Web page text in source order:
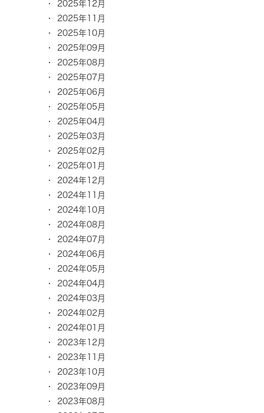
2025年12月
2025年11月
2025年10月
2025年09月
2025年08月
2025年07月
2025年06月
2025年05月
2025年04月
2025年03月
2025年02月
2025年01月
2024年12月
2024年11月
2024年10月
2024年08月
2024年07月
2024年06月
2024年05月
2024年04月
2024年03月
2024年02月
2024年01月
2023年12月
2023年11月
2023年10月
2023年09月
2023年08月